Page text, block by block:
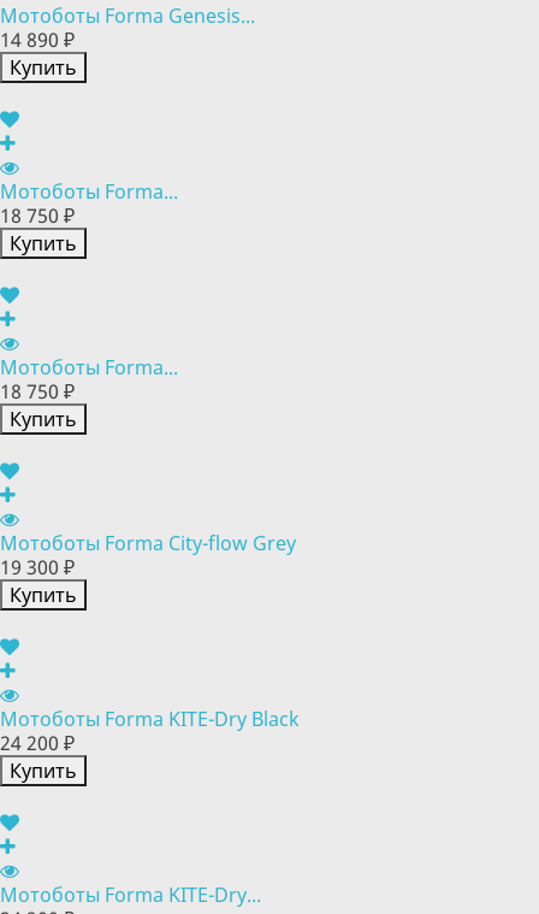
Мотоботы Forma Genesis...
14 890 ₽
Купить
Мотоботы Forma...
18 750 ₽
Купить
Мотоботы Forma...
18 750 ₽
Купить
Мотоботы Forma City-flow Grey
19 300 ₽
Купить
Мотоботы Forma KITE-Dry Black
24 200 ₽
Купить
Мотоботы Forma KITE-Dry...